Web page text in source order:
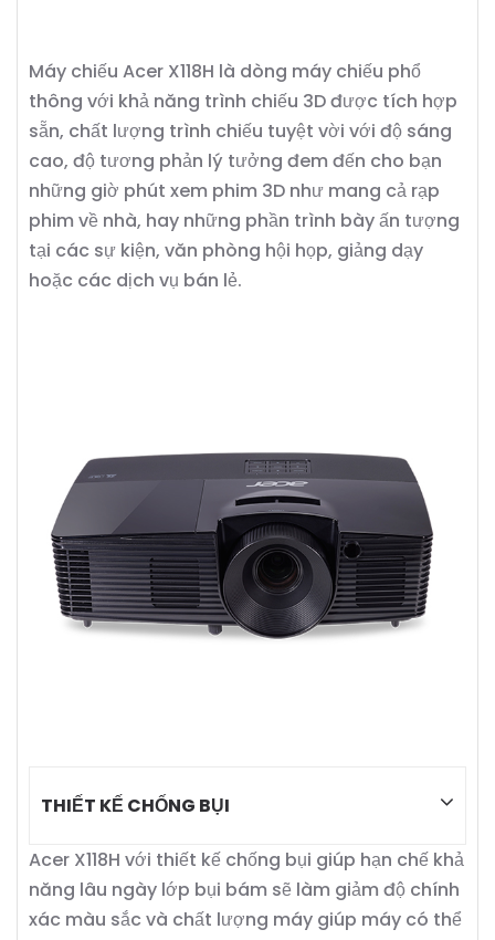
Máy chiếu Acer X118H là dòng máy chiếu phổ
thông với khả năng trình chiếu 3D được tích hợp
sẵn, chất lượng trình chiếu tuyệt vời với độ sáng
cao, độ tương phản lý tưởng đem đến cho bạn
những giờ phút xem phim 3D như mang cả rạp
phim về nhà, hay những phần trình bày ấn tượng
tại các sự kiện, văn phòng hội họp, giảng dạy
hoặc các dịch vụ bán lẻ.
THIẾT KẾ CHỐNG BỤI
Acer X118H với thiết kế chống bụi giúp hạn chế khả
năng lâu ngày lớp bụi bám sẽ làm giảm độ chính
xác màu sắc và chất lượng máy giúp máy có thể